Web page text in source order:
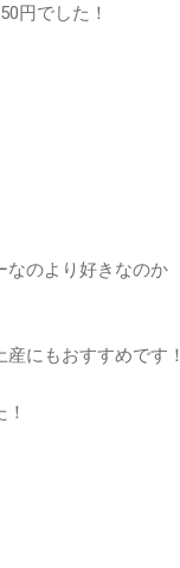
円でした！
なのより好きなのか
にもおすすめです！